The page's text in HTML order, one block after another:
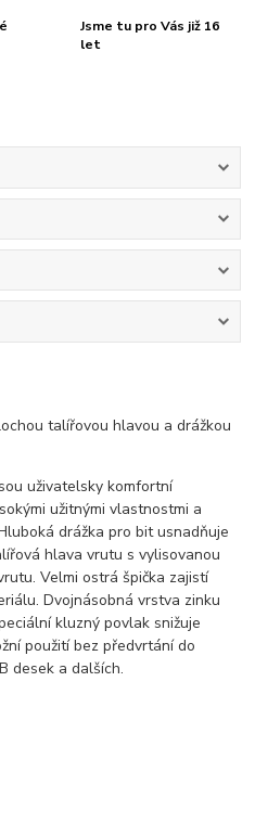
Jsme tu pro Vás již 16
let
talířovou hlavou a drážkou
uživatelsky komfortní
užitnými vlastnostmi a
drážka pro bit usnadňuje
hlava vrutu s vylisovanou
Velmi ostrá špička zajistí
Dvojnásobná vrstva zinku
kluzný povlak snižuje
použití bez předvrtání do
desek a dalších.